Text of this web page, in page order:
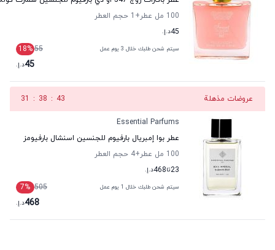
100 مل عطر
+1
حجم العطر
45د.إ.
سيتم شحن طلبك خلال 3 يوم عمل 55
18%
45د.إ.
عروضات مذهلة 42
:
38
:
31
Essential Parfums
عطر بوا إمبريال بارفيوم للجنسين اسنشال بارفيومز
100 مل عطر
+4
حجم العطر
23تا468د.إ.
سيتم شحن طلبك خلال 1 يوم عمل 505
7%
468د.إ.